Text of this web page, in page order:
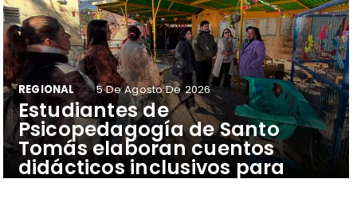
​Estudiantes de
Psicopedagogía de Santo
Tomás elaboran cuentos
didácticos inclusivos para
apoyar el aprendizaje de
REGIONAL 5 De Agosto De 2026